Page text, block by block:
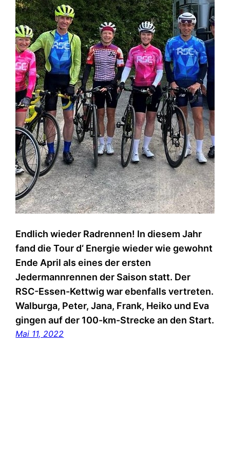
Endlich wieder Radrennen! In diesem Jahr
fand die Tour d‘ Energie wieder wie gewohnt
Ende April als eines der ersten
Jedermannrennen der Saison statt. Der
RSC-Essen-Kettwig war ebenfalls vertreten.
Walburga, Peter, Jana, Frank, Heiko und Eva
gingen auf der 100-km-Strecke an den Start.
Mai 11, 2022